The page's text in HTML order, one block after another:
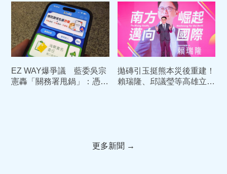
EZ WAY爆爭議 藍委吳宗
憲轟「關務署甩鍋」：憑什
拋磚引玉挺熊本災後重建！
賴瑞隆、邱議瑩等高雄立委
更多新聞 →